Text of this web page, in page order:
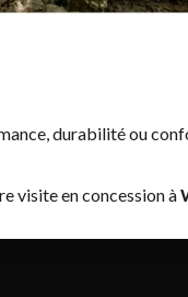
durabilité ou
visite en concession à